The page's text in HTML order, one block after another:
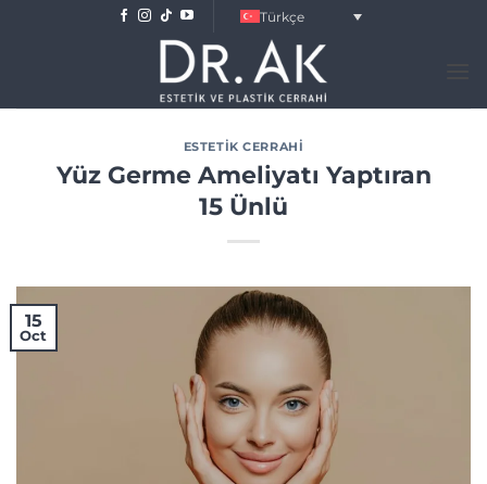
Türkçe
ESTETIK CERRAHI
Yüz Germe Ameliyatı Yaptıran
15 Ünlü
15
Oct